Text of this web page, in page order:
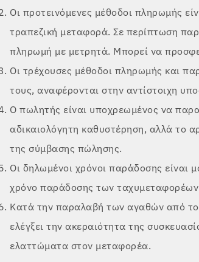
Οι προτεινόμενες μέθοδοι πληρωμής
τραπεζική μεταφορά. Σε περίπτωση
πληρωμή με μετρητά. Μπορεί να
Οι τρέχουσες μέθοδοι πληρωμής και
τους, αναφέρονται στην αντίστοιχη
Ο πωλητής είναι υποχρεωμένος να
αδικαιολόγητη καθυστέρηση, αλλά το
της σύμβασης πώλησης.
Οι δηλωμένοι χρόνοι παράδοσης είναι
χρόνο παράδοσης των
Κατά την παραλαβή των αγαθών από
ελέγξει την ακεραιότητα της
ελαττώματα στον μεταφορέα.